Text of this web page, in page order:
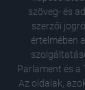
szöveg- és
szerzői
értelmében
Parlament és a
Az oldalak,